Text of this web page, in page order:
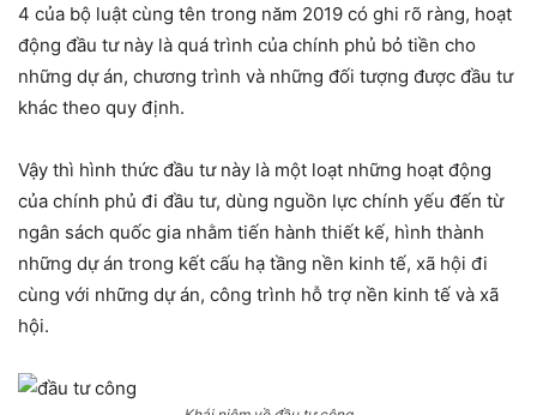
4 của bộ luật cùng tên trong năm 2019 có ghi rõ ràng, hoạt
động đầu tư này là quá trình của chính phủ bỏ tiền cho
những dự án, chương trình và những đối tượng được đầu tư
khác theo quy định.
Vậy thì hình thức đầu tư này là một loạt những hoạt động
của chính phủ đi đầu tư, dùng nguồn lực chính yếu đến từ
ngân sách quốc gia nhằm tiến hành thiết kế, hình thành
những dự án trong kết cấu hạ tầng nền kinh tế, xã hội đi
cùng với những dự án, công trình hỗ trợ nền kinh tế và xã
hội.